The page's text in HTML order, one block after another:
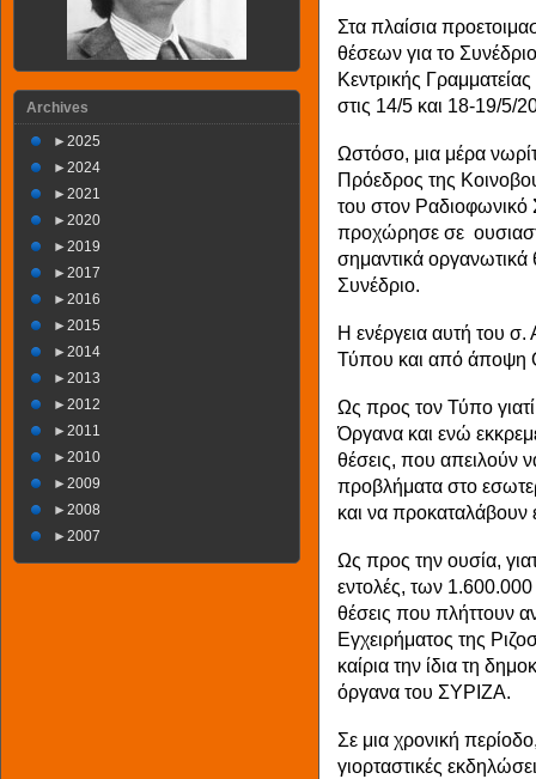
Στα πλαίσια
θέσεων για το
Κεντρικής
στις 14/5 και 18-19/5/
Ωστόσο, μια μέρα
Πρόεδρος της
του στον
προχώρησε σε
σημαντικά οργανωτικά
Συνέδριο.
Η ενέργεια αυτή του
Τύπου και από άποψη
Ως προς τον Τύπο
Όργανα και ενώ
θέσεις, που απειλούν
προβλήματα στο
και να προκαταλάβουν
Ως προς την ουσία,
εντολές, των
θέσεις που πλήττουν
Εγχειρήματος της
καίρια την ίδια τη
όργανα του ΣΥΡΙΖΑ.
Σε μια χρονική
γιορταστικές
Archives
► 2025
► 2024
► 2021
► 2020
► 2019
► 2017
► 2016
► 2015
► 2014
► 2013
► 2012
► 2011
► 2010
► 2009
► 2008
► 2007